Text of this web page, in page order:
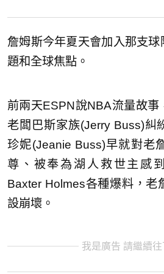
詹姆斯今年夏天會加入那支
題和全球焦點。
前兩天ESPN說NBA流量故事
老闆巴斯家族(Jerry Buss)糾
珍妮(Jeanie Buss)早就對老
尊、被奉為湖人救世主感
Baxter Holmes各種爆料，老
設崩壞。
我是廣告 請繼續